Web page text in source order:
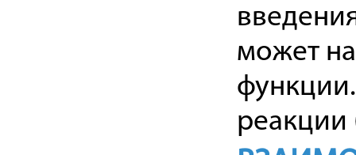
может
реакции